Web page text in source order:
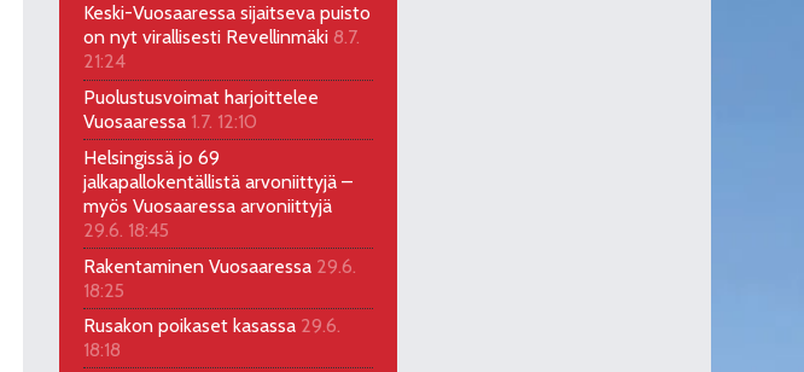
Keski-Vuosaaressa sijaitseva puisto
on nyt virallisesti Revellinmäki 8.7.
21:24
Puolustusvoimat harjoittelee
Vuosaaressa 1.7. 12:10
Helsingissä jo 69
jalkapallokentällistä arvoniittyjä –
myös Vuosaaressa arvoniittyjä
29.6. 18:45
Rakentaminen Vuosaaressa 29.6.
18:25
Rusakon poikaset kasassa 29.6.
18:18